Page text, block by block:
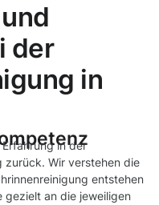
der
in
in der
zurück. Wir verstehen die
entstehen
gezielt an die jeweiligen